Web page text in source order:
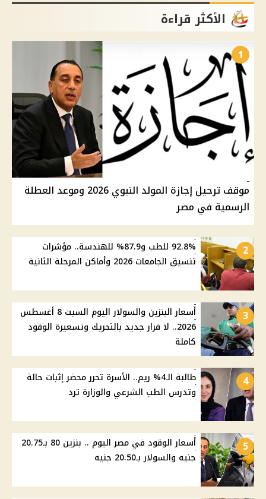
الأكثر قراءة
1
موقف ترحيل إجازة المولد النبوي 2026 وموعد العطلة
الرسمية في مصر
2
92.8% للطب و87.9% للهندسة.. مؤشرات
تنسيق الجامعات 2026 وأماكن المرحلة الثانية
3
أسعار البنزين والسولار اليوم السبت 8 أغسطس
2026.. لا قرار جديد بالتحريك وتسعيرة الوقود
كاملة
4
طالبة الـ4% ريم.. الأسرة تحرر محضر إثبات حالة
وتدرس الطب الشرعي والوزارة ترد
5
أسعار الوقود في مصر اليوم .. بنزين 80 بـ20.75
جنيه والسولار بـ20.50 جنيه